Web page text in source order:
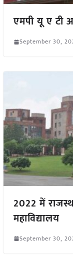
एमपी यू ए टी
September 30,
2022 में
महाविद्यालय
September 30,